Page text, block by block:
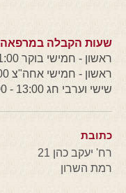
שעות הקבלה במרפאה
ראשון - חמישי בוקר 11:00 - 9:00
ראשון - חמישי אחה"צ 20:00 - 16:00
שישי וערבי חג 13:00 - 9:00
כתובת
רח' יעקב כהן 21
רמת השרון